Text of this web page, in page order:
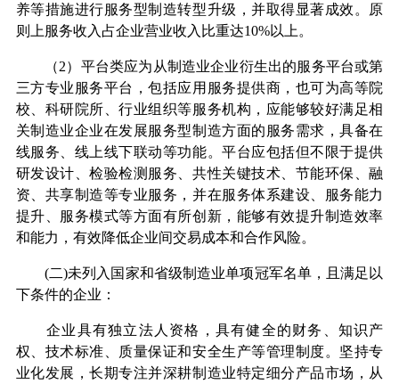
养等措施进行服务型制造转型升级，并取得显著成效。原
则上服务收入占企业营业收入比重达10%以上。
（2）平台类应为从制造业企业衍生出的服务平台或第
三方专业服务平台，包括应用服务提供商，也可为高等院
校、科研院所、行业组织等服务机构，应能够较好满足相
关制造业企业在发展服务型制造方面的服务需求，具备在
线服务、线上线下联动等功能。平台应包括但不限于提供
研发设计、检验检测服务、共性关键技术、节能环保、融
资、共享制造等专业服务，并在服务体系建设、服务能力
提升、服务模式等方面有所创新，能够有效提升制造效率
和能力，有效降低企业间交易成本和合作风险。
(二)未列入国家和省级制造业单项冠军名单，且满足以
下条件的企业：
企业具有独立法人资格，具有健全的财务、知识产
权、技术标准、质量保证和安全生产等管理制度。坚持专
业化发展，长期专注并深耕制造业特定细分产品市场，从